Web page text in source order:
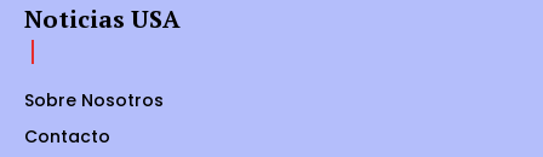
Noticias USA
Sobre Nosotros
Contacto